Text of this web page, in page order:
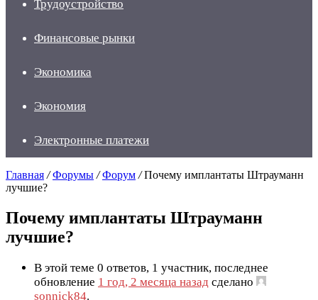
Трудоустройство
Финансовые рынки
Экономика
Экономия
Электронные платежи
Главная / Форумы / Форум / Почему имплантаты Штрауманн
лучшие?
Почему имплантаты Штрауманн
лучшие?
В этой теме 0 ответов, 1 участник, последнее
обновление 1 год, 2 месяца назад сделано
sonnick84.